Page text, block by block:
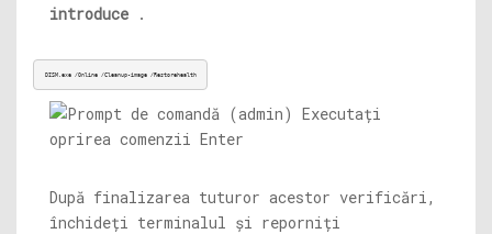
introduce .
DISM.exe /Online /Cleanup-image /Restorehealth
După finalizarea tuturor acestor verificări,
închideți terminalul și reporniți